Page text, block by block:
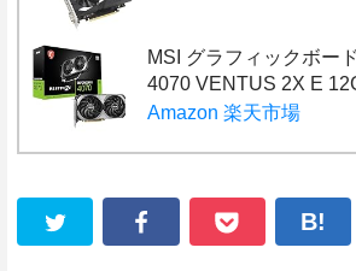
MSI グラフィックボー
4070 VENTUS 2X E
Amazon 楽天市場
B!